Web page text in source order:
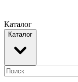
Каталог
Каталог